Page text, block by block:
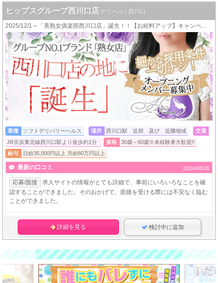
ヒップスグループ西川口店 デリヘル / 西川口
業種 ソフトデリバリーヘルス 場所 西川口駅 近郊 及び 近隣地域
交通
JR京浜東北線西川口駅より徒歩約1分
資格
30歳～60歳※未経験者大歓迎!!
給与
日給35,000円以上 月給80万円以上
最新の口コミ 2024/08/26
応募/面接
求人サイトの情報がとても詳細で、事前にいろいろなことを確
認することができました。そのおかげで、面接を受ける際には不安なく臨む
ことができました。
詳細を見る 検討中に追加